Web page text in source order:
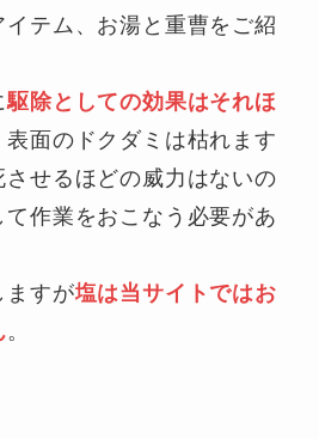
テム、お湯と重曹をご紹
駆除としての効果はそれほ
表面のドクダミは枯れます
せるほどの威力はないの
作業をおこなう必要があ
ますが塩は当サイトではお
。